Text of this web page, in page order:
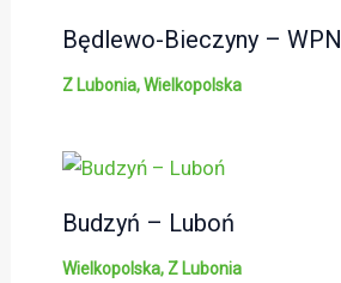
Będlewo-Bieczyny – WPN
Z Lubonia,Wielkopolska
Budzyń – Luboń
Wielkopolska, Z Lubonia